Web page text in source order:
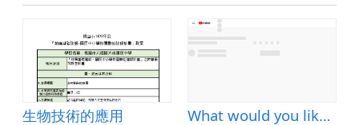
生物技術的應用 What would you like for dinner?